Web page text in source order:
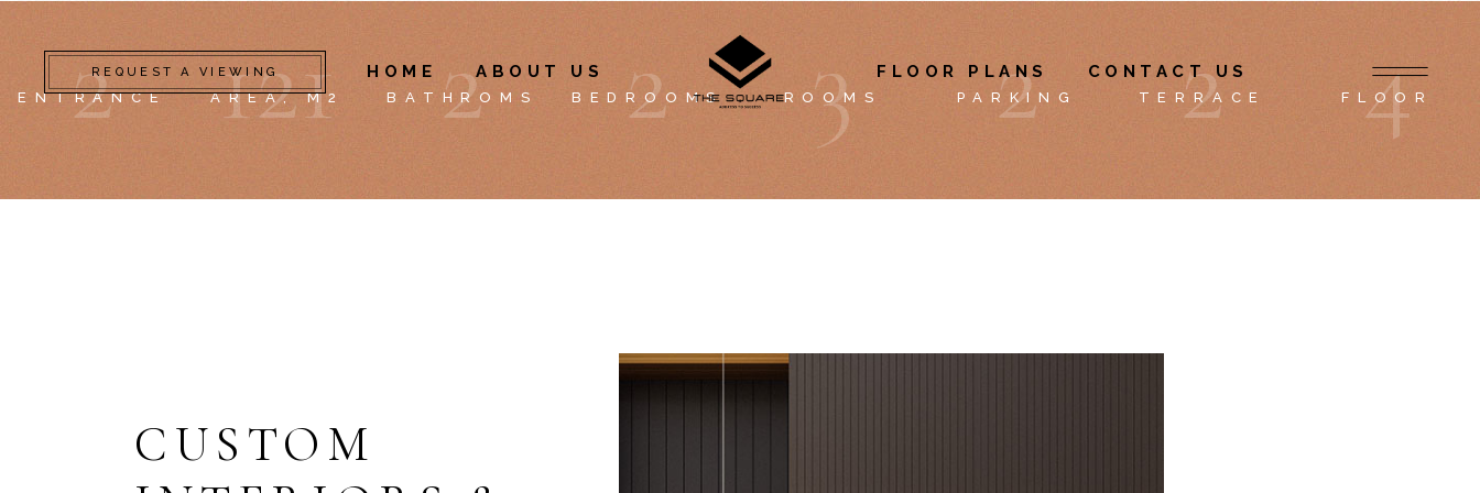
REQUEST A VIEWING HOME ABOUT US FLOOR PLANS CONTACT US
2
ENTRANCE 121
AREA, M2 2
BATHROMS 2
BEDROOMS 3
ROOMS 2
PARKING 2
TERRACE 4
FLOOR
CUSTOM